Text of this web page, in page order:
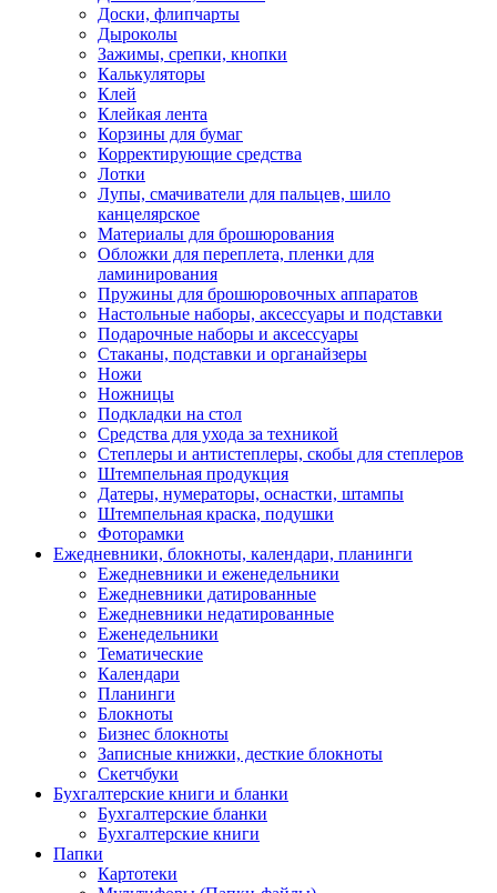
Доски, флипчарты
Дыроколы
Зажимы, срепки, кнопки
Калькуляторы
Клей
Клейкая лента
Корзины для бумаг
Корректирующие средства
Лотки
Лупы, смачиватели для пальцев, шило
канцелярское
Материалы для брошюрования
Обложки для переплета, пленки для
ламинирования
Пружины для брошюровочных аппаратов
Настольные наборы, аксессуары и подставки
Подарочные наборы и аксессуары
Стаканы, подставки и органайзеры
Ножи
Ножницы
Подкладки на стол
Средства для ухода за техникой
Степлеры и антистеплеры, скобы для степлеров
Штемпельная продукция
Датеры, нумераторы, оснастки, штампы
Штемпельная краска, подушки
Фоторамки
Ежедневники, блокноты, календари, планинги
Ежедневники и еженедельники
Ежедневники датированные
Ежедневники недатированные
Еженедельники
Тематические
Календари
Планинги
Блокноты
Бизнес блокноты
Записные книжки, десткие блокноты
Скетчбуки
Бухгалтерские книги и бланки
Бухгалтерские бланки
Бухгалтерские книги
Папки
Картотеки